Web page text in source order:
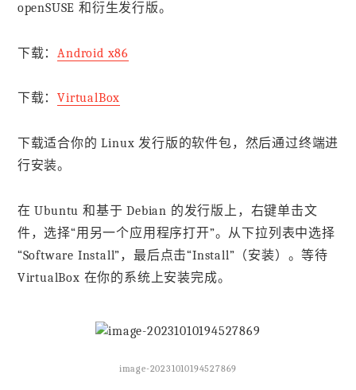
openSUSE 和衍生发行版。
下载：Android x86
下载：VirtualBox
下载适合你的 Linux 发行版的软件包，然后通过终端进
行安装。
在 Ubuntu 和基于 Debian 的发行版上，右键单击文
件，选择“用另一个应用程序打开”。从下拉列表中选择
“Software Install”，最后点击“Install”（安装）。等待
VirtualBox 在你的系统上安装完成。
image-20231010194527869